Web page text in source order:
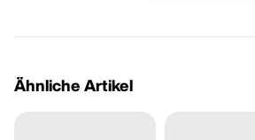
Ähnliche Artikel